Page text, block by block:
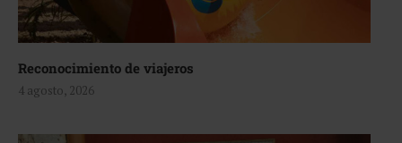
Reconocimiento de viajeros
4 agosto, 2026